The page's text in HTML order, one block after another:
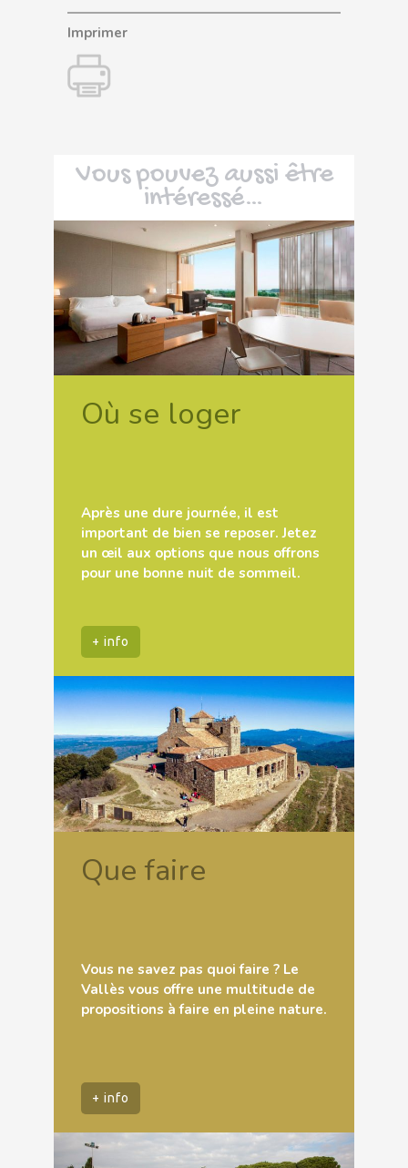
Imprimer
Vous pouvez aussi être
intéressé…
Où se loger
Après une dure journée, il est
important de bien se reposer. Jetez
un œil aux options que nous offrons
pour une bonne nuit de sommeil.
+ info
Que faire
Vous ne savez pas quoi faire ? Le
Vallès vous offre une multitude de
propositions à faire en pleine nature.
+ info